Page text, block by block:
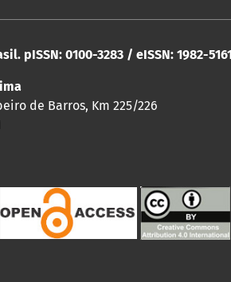
pISSN: 0100-3283 / eISSN: 1982-
de Barros, Km 225/226